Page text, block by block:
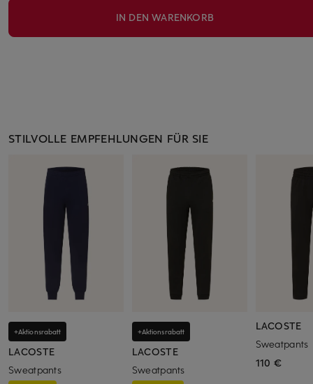
IN DEN WARENKORB
STILVOLLE EMPFEHLUNGEN FÜR SIE
+Aktionsrabatt
LACOSTE
Sweatpants
+Aktionsrabatt
LACOSTE
Sweatpants
LACOSTE
Sweatpants
110 €